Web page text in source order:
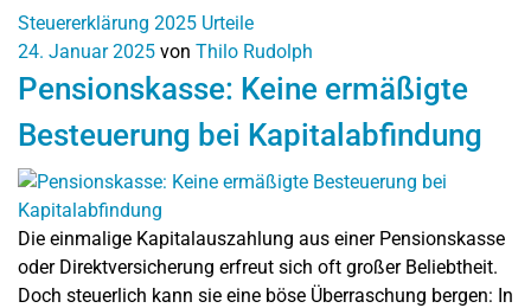
Steuererklärung 2025 Urteile
24. Januar 2025 von Thilo Rudolph
Pensionskasse: Keine ermäßigte
Besteuerung bei Kapitalabfindung
Die einmalige Kapitalauszahlung aus einer Pensionskasse
oder Direktversicherung erfreut sich oft großer Beliebtheit.
Doch steuerlich kann sie eine böse Überraschung bergen: In